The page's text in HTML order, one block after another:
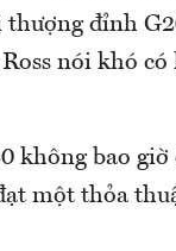
đỉnh
nói khó
không bao
một thỏa